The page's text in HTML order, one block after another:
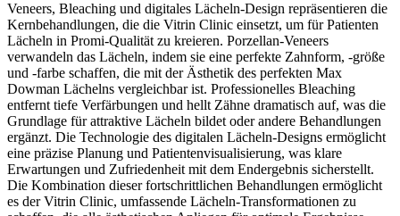
Veneers, Bleaching und digitales Lächeln-Design repräsentieren die
Kernbehandlungen, die die Vitrin Clinic einsetzt, um für Patienten
Lächeln in Promi-Qualität zu kreieren. Porzellan-Veneers
verwandeln das Lächeln, indem sie eine perfekte Zahnform, -größe
und -farbe schaffen, die mit der Ästhetik des perfekten Max
Dowman Lächelns vergleichbar ist. Professionelles Bleaching
entfernt tiefe Verfärbungen und hellt Zähne dramatisch auf, was die
Grundlage für attraktive Lächeln bildet oder andere Behandlungen
ergänzt. Die Technologie des digitalen Lächeln-Designs ermöglicht
eine präzise Planung und Patientenvisualisierung, was klare
Erwartungen und Zufriedenheit mit dem Endergebnis sicherstellt.
Die Kombination dieser fortschrittlichen Behandlungen ermöglicht
es der Vitrin Clinic, umfassende Lächeln-Transformationen zu